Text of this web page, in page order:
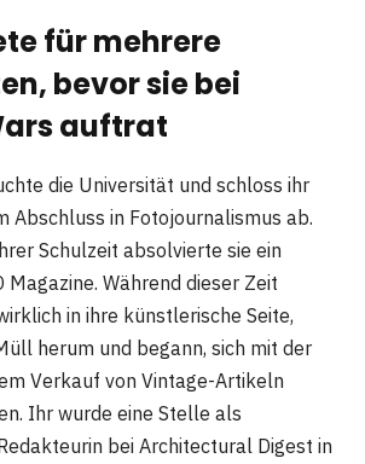
für mehrere
bevor sie bei
auftrat
die Universität und schloss ihr
Abschluss in Fotojournalismus ab.
Schulzeit absolvierte sie ein
Während dieser Zeit
in ihre künstlerische Seite,
herum und begann, sich mit der
Verkauf von Vintage-Artikeln
Ihr wurde eine Stelle als
bei Architectural Digest in